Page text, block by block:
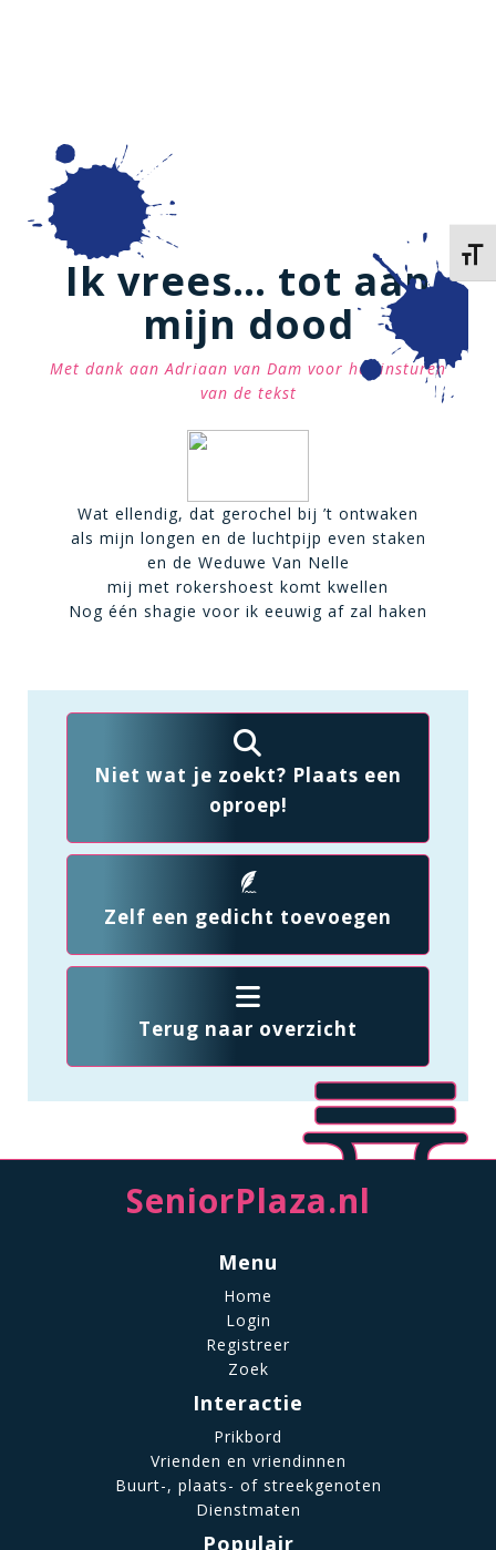
Ik vrees… tot aan
mijn dood
Met dank aan Adriaan van Dam voor het insturen
van de tekst
Wat ellendig, dat gerochel bij ’t ontwaken
als mijn longen en de luchtpijp even staken
en de Weduwe Van Nelle
mij met rokershoest komt kwellen
Nog één shagie voor ik eeuwig af zal haken
Niet wat je zoekt? Plaats een
oproep!
Zelf een gedicht toevoegen
Terug naar overzicht
SeniorPlaza.nl
Menu
Home
Login
Registreer
Zoek
Interactie
Prikbord
Vrienden en vriendinnen
Buurt-, plaats- of streekgenoten
Dienstmaten
Populair